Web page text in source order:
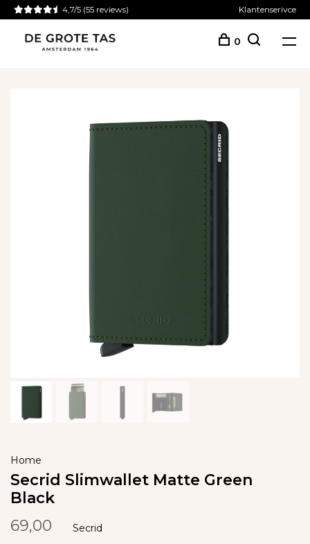
4,7/5 (55 reviews) Klantenserivce
0
Home
Secrid Slimwallet Matte Green
Black
69,00
Secrid